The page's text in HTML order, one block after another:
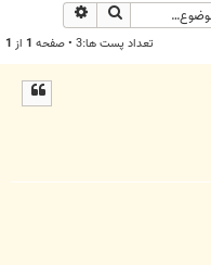
جستجو
تعداد پست ها:3 • صفحه 1 از 1